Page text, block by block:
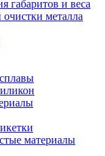
габаритов и веса
металла
материалы